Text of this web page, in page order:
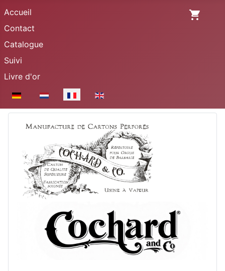
Accueil
Contact
Catalogue
Suivi
Livre d'or
Sélectionnez votre langue